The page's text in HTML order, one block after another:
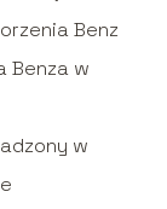
Benz
Benza w
w